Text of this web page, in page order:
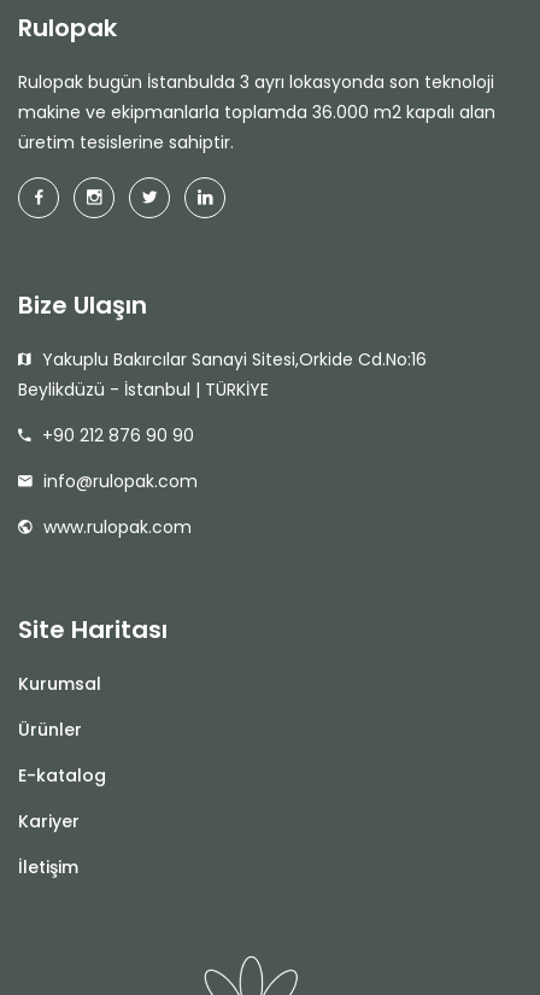
Rulopak
Rulopak bugün İstanbulda 3 ayrı lokasyonda son teknoloji
makine ve ekipmanlarla toplamda 36.000 m2 kapalı alan
üretim tesislerine sahiptir.
Bize Ulaşın
Yakuplu Bakırcılar Sanayi Sitesi,Orkide Cd.No:16
Beylikdüzü - İstanbul | TÜRKİYE
+90 212 876 90 90
info@rulopak.com
www.rulopak.com
Site Haritası
Kurumsal
Ürünler
E-katalog
Kariyer
İletişim